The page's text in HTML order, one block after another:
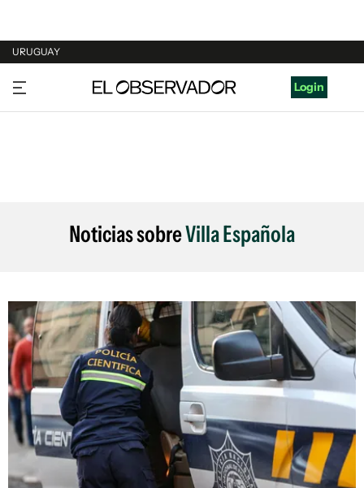
URUGUAY
URUGUAY
ARGENTINA
Login
Noticias sobreVilla Española